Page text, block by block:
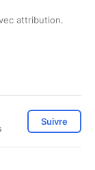
attribution.
Suivre